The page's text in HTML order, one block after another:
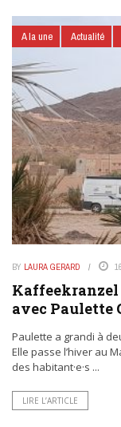
A la une Actualité
BY LAURA GERARD
Kaffeekranzel
avec Paulette
Paulette a grandi à
Elle passe l’hiver au
des habitant·e·s ...
LIRE L’ARTICLE